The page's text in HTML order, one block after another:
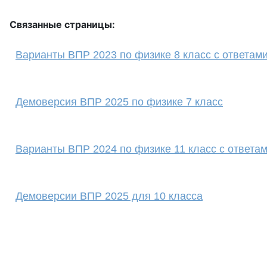
Связанные страницы:
Варианты ВПР 2023 по физике 8 класс с
Демоверсия ВПР 2025 по физике 7 класс
Варианты ВПР 2024 по физике 11 класс с
Демоверсии ВПР 2025 для 10 класса